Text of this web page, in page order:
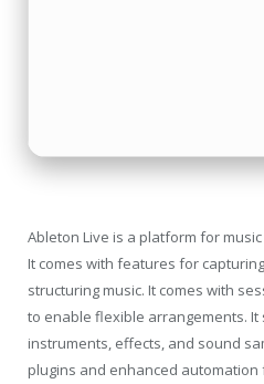
Ableton Live is a platform for
It comes with features for
structuring music. It comes with
to enable flexible arrangements. It
instruments, effects, and sound
plugins and enhanced